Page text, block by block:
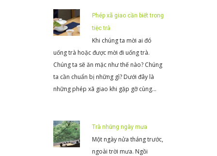
Phép xã giao cần biết trong
tiệc trà
Khi chúng ta mời ai đó
uống trà hoặc được mời đi uống trà.
Chúng ta sẽ ăn mặc như thế nào? Chúng
ta cần chuẩn bị những gì? Dưới đây là
những phép xã giao khi gặp gỡ cùng…
Trà những ngày mưa
Một ngày nửa tháng trước,
ngoài trời mưa. Ngồi